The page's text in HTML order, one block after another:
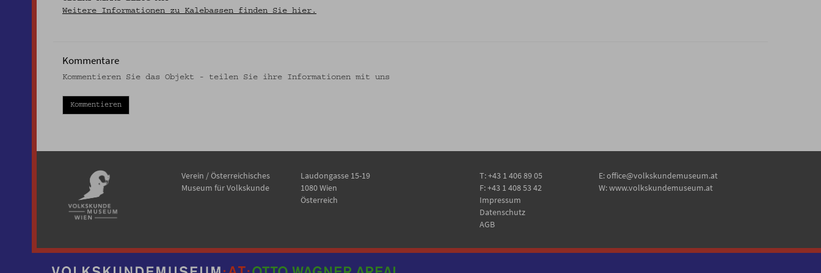
Weitere Informationen zu Kalebassen finden Sie hier.
Kommentare
Kommentieren Sie das Objekt - teilen Sie ihre Informationen mit uns
Kommentieren
Verein / Österreichisches
Museum für Volkskunde
Laudongasse 15-19
1080 Wien
Österreich
T:+43 1 406 89 05
F: +43 1 408 53 42
Impressum
Datenschutz
AGB
E:office@volkskundemuseum.at
W:www.volkskundemuseum.at